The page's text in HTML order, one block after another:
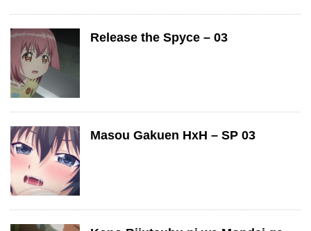
Release the Spyce – 03
Masou Gakuen HxH – SP 03